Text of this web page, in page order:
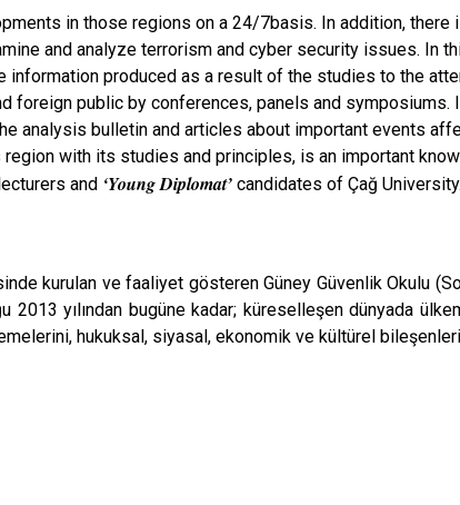
in those regions on a 24/7basis. In addition, there
and analyze terrorism and cyber security issues.
information produced as a result of the studies to the
foreign public by conferences, panels and
analysis bulletin and articles about important events
with its studies and principles, is an important
and ‘Young Diplomat’ candidates of Çağ University.
kurulan ve faaliyet gösteren Güney Güvenlik Okulu
2013 yılından bugüne kadar; küreselleşen dünyada
hukuksal, siyasal, ekonomik ve kültürel